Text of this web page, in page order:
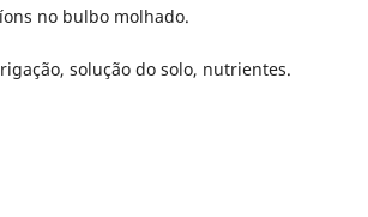
no bulbo molhado.
solução do solo, nutrientes.